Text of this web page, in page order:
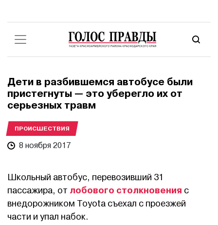
Дети в разбившемся автобусе были
пристегнуты — это уберегло их от
серьезных травм
ПРОИСШЕСТВИЯ
8 ноября 2017
Школьный автобус, перевозивший 31
пассажира, от лобового столкновения с
внедорожником Toyota съехал с проезжей
части и упал набок.